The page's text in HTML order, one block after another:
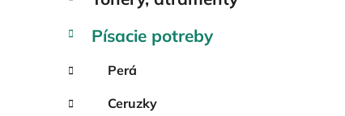
ý
a
n
ó
i
Písacie potreby
Perá
Ceruzky